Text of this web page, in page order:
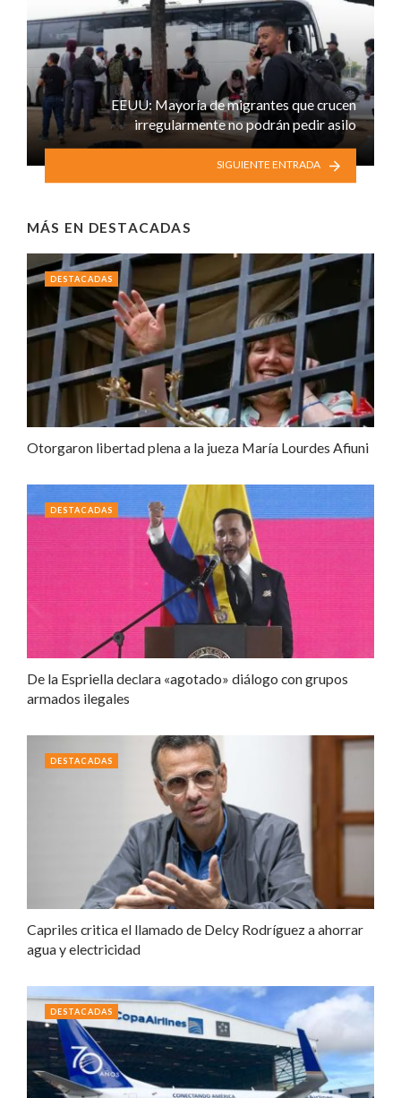
EEUU: Mayoría de migrantes que crucen
irregularmente no podrán pedir asilo
SIGUIENTE ENTRADA
MÁS EN DESTACADAS
Otorgaron libertad plena a la jueza María Lourdes Afiuni
DESTACADAS
De la Espriella declara «agotado» diálogo con grupos
armados ilegales
DESTACADAS
Capriles critica el llamado de Delcy Rodríguez a ahorrar
agua y electricidad
DESTACADAS
DESTACADAS